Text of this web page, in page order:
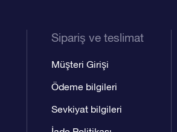
Sipariş ve teslimat
Müşteri Girişi
Ödeme bilgileri
Sevkiyat bilgileri